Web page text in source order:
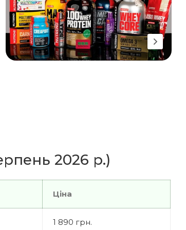
2026 р.)
Ціна
1 890 грн.